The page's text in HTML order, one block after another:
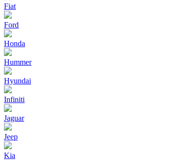
Fiat
Ford
Honda
Hummer
Hyundai
Infiniti
Jaguar
Jeep
Kia